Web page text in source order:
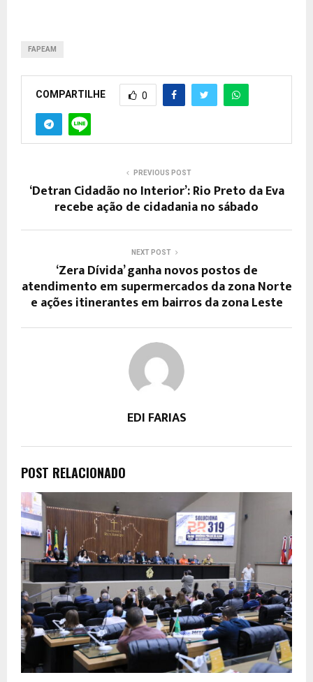
FAPEAM
COMPARTILHE 0
PREVIOUS POST
‘Detran Cidadão no Interior’: Rio Preto da Eva
recebe ação de cidadania no sábado
NEXT POST
‘Zera Dívida’ ganha novos postos de
atendimento em supermercados da zona Norte
e ações itinerantes em bairros da zona Leste
EDI FARIAS
POST RELACIONADO